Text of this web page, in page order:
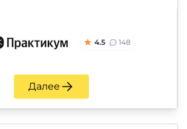
4.5 148
Далее